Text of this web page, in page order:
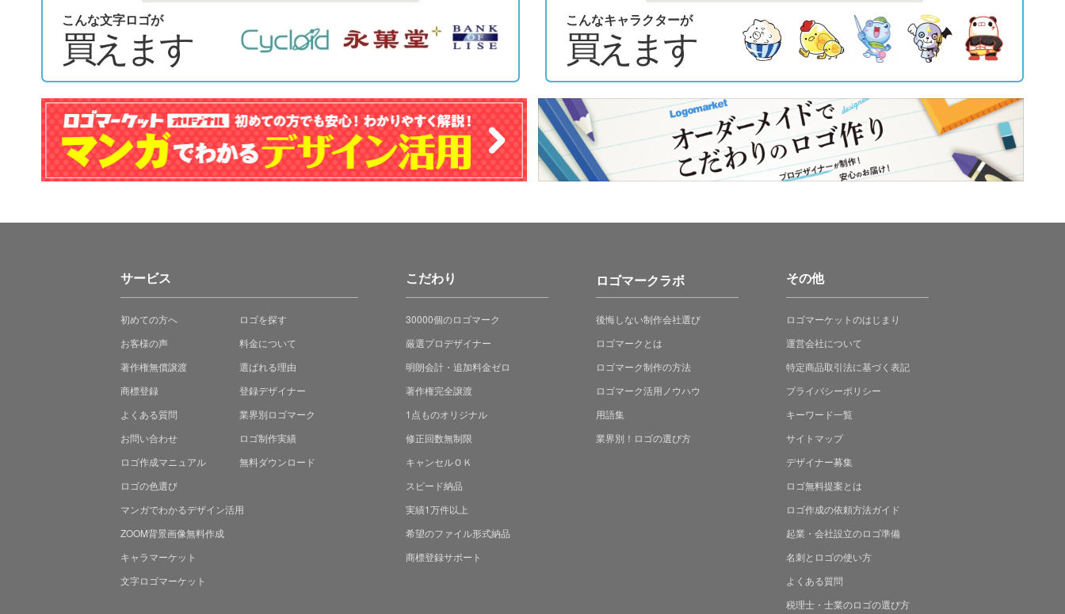
こんな文字ロゴが
買えます
こんなキャラクターが
買えます
サービス
初めての方へ
ロゴを探す
お客様の声
料金について
著作権無償譲渡
選ばれる理由
商標登録
登録デザイナー
よくある質問
業界別ロゴマーク
お問い合わせ
ロゴ制作実績
ロゴ作成マニュアル
無料ダウンロード
ロゴの色選び
マンガでわかるデザイン活用
ZOOM背景画像無料作成
キャラマーケット
文字ロゴマーケット
こだわり
30000個のロゴマーク
厳選プロデザイナー
明朗会計・追加料金ゼロ
著作権完全譲渡
1点ものオリジナル
修正回数無制限
キャンセルＯＫ
スピード納品
実績1万件以上
希望のファイル形式納品
商標登録サポート
ロゴマークラボ
後悔しない制作会社選び
ロゴマークとは
ロゴマーク制作の方法
ロゴマーク活用ノウハウ
用語集
業界別！ロゴの選び方
その他
ロゴマーケットのはじまり
運営会社について
特定商品取引法に基づく表記
プライバシーポリシー
キーワード一覧
サイトマップ
デザイナー募集
ロゴ無料提案とは
ロゴ作成の依頼方法ガイド
起業・会社設立のロゴ準備
名刺とロゴの使い方
よくある質問
税理士・士業のロゴの選び方